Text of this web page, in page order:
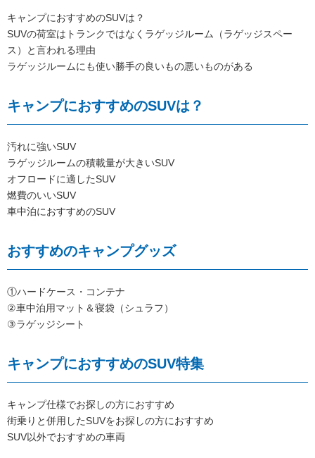
キャンプにおすすめのSUVは？
SUVの荷室はトランクではなくラゲッジルーム（ラゲッジスペー
ス）と言われる理由
ラゲッジルームにも使い勝手の良いもの悪いものがある
キャンプにおすすめのSUVは？
汚れに強いSUV
ラゲッジルームの積載量が大きいSUV
オフロードに適したSUV
燃費のいいSUV
車中泊におすすめのSUV
おすすめのキャンプグッズ
①ハードケース・コンテナ
②車中泊用マット＆寝袋（シュラフ）
③ラゲッジシート
キャンプにおすすめのSUV特集
キャンプ仕様でお探しの方におすすめ
街乗りと併用したSUVをお探しの方におすすめ
SUV以外でおすすめの車両